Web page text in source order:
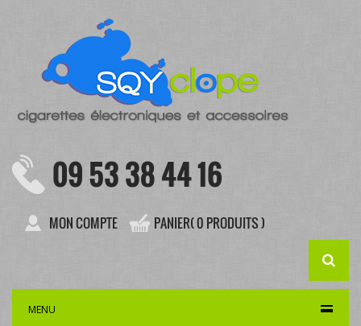
09 53 38 44 16
MON COMPTE PANIER( 0 PRODUITS )
MENU